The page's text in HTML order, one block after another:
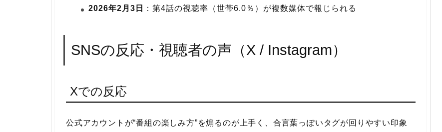
2026年2月3日
：第4話の視聴率（世帯6.0％）が複数媒体で報じられる
SNSの反応・視聴者の声（X / Instagram）
Xでの反応
公式アカウントが“番組の楽しみ方”を煽るのが上手く、合言葉っぽいタグが回りやすい印象